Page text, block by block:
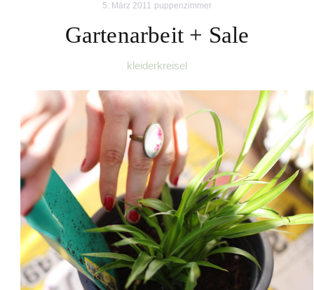
5. März 2011 puppenzimmer
Gartenarbeit + Sale
kleiderkreisel